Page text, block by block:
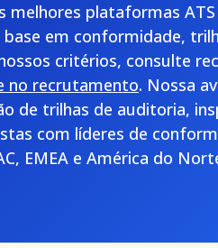
melhores plataformas
em conformidade,
critérios, consulte
no recrutamento. Nossa
de trilhas de auditoria,
com líderes de
EMEA e América do